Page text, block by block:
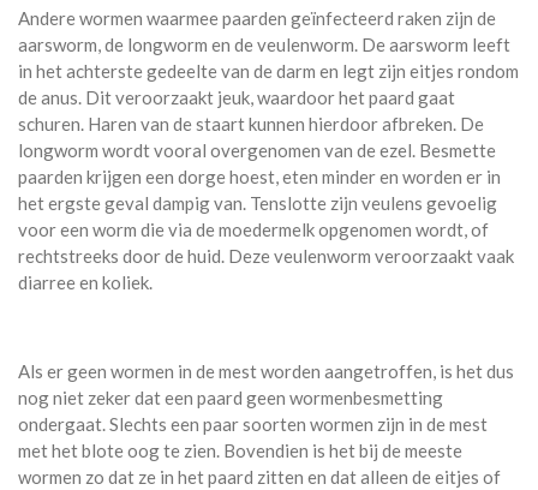
Andere wormen waarmee paarden geïnfecteerd raken zijn de
aarsworm, de longworm en de veulenworm. De aarsworm leeft
in het achterste gedeelte van de darm en legt zijn eitjes rondom
de anus. Dit veroorzaakt jeuk, waardoor het paard gaat
schuren. Haren van de staart kunnen hierdoor afbreken. De
longworm wordt vooral overgenomen van de ezel. Besmette
paarden krijgen een dorge hoest, eten minder en worden er in
het ergste geval dampig van. Tenslotte zijn veulens gevoelig
voor een worm die via de moedermelk opgenomen wordt, of
rechtstreeks door de huid. Deze veulenworm veroorzaakt vaak
diarree en koliek.
Als er geen wormen in de mest worden aangetroffen, is het dus
nog niet zeker dat een paard geen wormenbesmetting
ondergaat. Slechts een paar soorten wormen zijn in de mest
met het blote oog te zien. Bovendien is het bij de meeste
wormen zo dat ze in het paard zitten en dat alleen de eitjes of